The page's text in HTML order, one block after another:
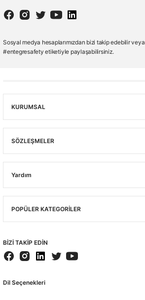
Sosyal medya hesaplarımızdan bizi takip edebilir veya
#entegresafety etiketiyle paylaşabilirsiniz.
KURUMSAL
SÖZLEŞMELER
Yardım
POPÜLER KATEGORİLER
BİZİ TAKİP EDİN
Dil Seçenekleri